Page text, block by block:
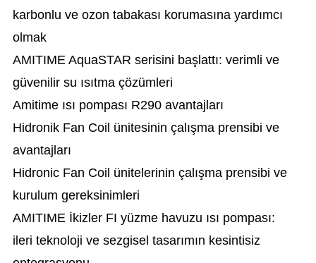
karbonlu ve ozon tabakası korumasına yardımcı
olmak
AMITIME AquaSTAR serisini başlattı: verimli ve
güvenilir su ısıtma çözümleri
Amitime ısı pompası R290 avantajları
Hidronik Fan Coil ünitesinin çalışma prensibi ve
avantajları
Hidronic Fan Coil ünitelerinin çalışma prensibi ve
kurulum gereksinimleri
AMITIME İkizler FI yüzme havuzu ısı pompası:
ileri teknoloji ve sezgisel tasarımın kesintisiz